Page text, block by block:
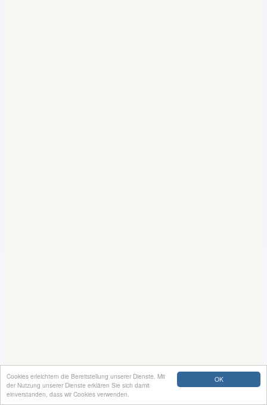
OK
Cookies erleichtern die Bereitstellung unserer Dienste. Mit
der Nutzung unserer Dienste erklären Sie sich damit
einverstanden, dass wir Cookies verwenden.